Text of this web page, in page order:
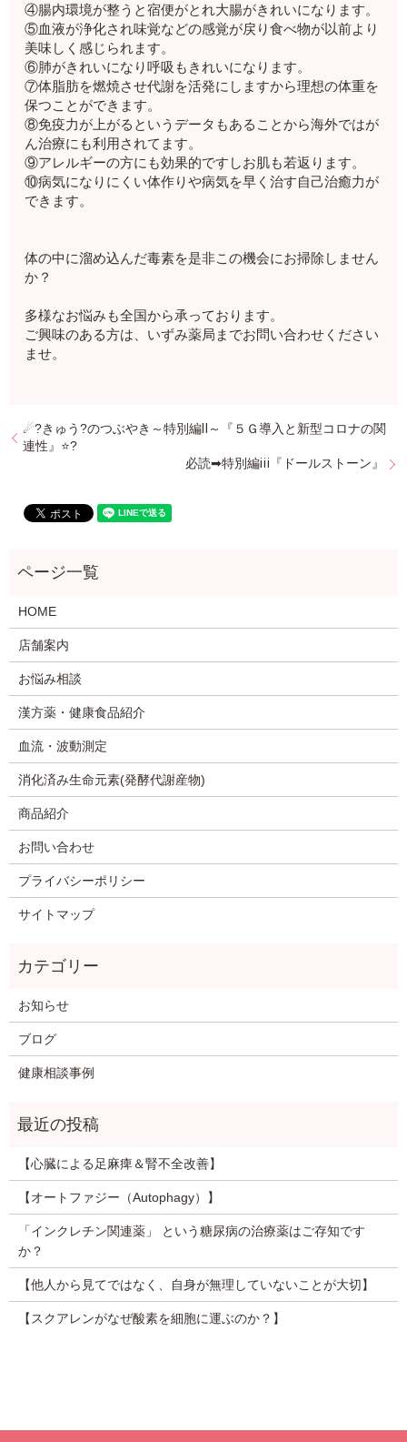
④腸内環境が整うと宿便がとれ大腸がきれいになります。
⑤血液が浄化され味覚などの感覚が戻り食べ物が以前より
美味しく感じられます。
⑥肺がきれいになり呼吸もきれいになります。
⑦体脂肪を燃焼させ代謝を活発にしますから理想の体重を
保つことができます。
⑧免疫力が上がるというデータもあることから海外ではが
ん治療にも利用されてます。
⑨アレルギーの方にも効果的ですしお肌も若返ります。
⑩病気になりにくい体作りや病気を早く治す自己治癒力が
できます。
体の中に溜め込んだ毒素を是非この機会にお掃除しません
か？
多様なお悩みも全国から承っております。
ご興味のある方は、いずみ薬局までお問い合わせください
ませ。
☄?きゅう?のつぶやき～特別編Ⅱ～『５Ｇ導入と新型コロナの関
連性』⭐️?
必読➡特別編ⅲ『ドールストーン』
HOME
店舗案内
お悩み相談
漢方薬・健康食品紹介
血流・波動測定
消化済み生命元素(発酵代謝産物)
商品紹介
お問い合わせ
プライバシーポリシー
サイトマップ
お知らせ
ブログ
健康相談事例
【心臓による足麻痺＆腎不全改善】
【オートファジー（Autophagy）】
「インクレチン関連薬」 という糖尿病の治療薬はご存知です
か？
【他人から見てではなく、自身が無理していないことが大切】
【スクアレンがなぜ酸素を細胞に運ぶのか？】